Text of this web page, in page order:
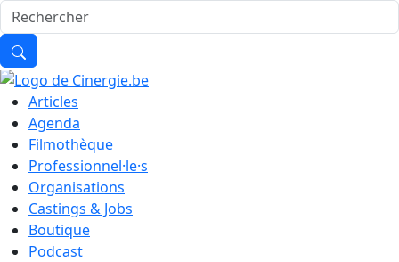
Articles
Agenda
Filmothèque
Professionnel·le·s
Organisations
Castings & Jobs
Boutique
Podcast